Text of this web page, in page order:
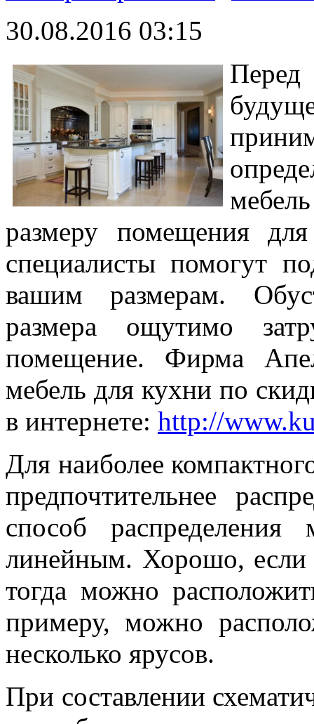
30.08.2016 03:15
размеру помещения
специалисты помогут
вашим размерам.
размера ощутимо
помещение. Фирма
мебель для кухни по
в интернете: http://
Для наиболее
предпочтительнее
способ
линейным. Хорошо, если
тогда можно
примеру, можно
несколько ярусов.
При составлении